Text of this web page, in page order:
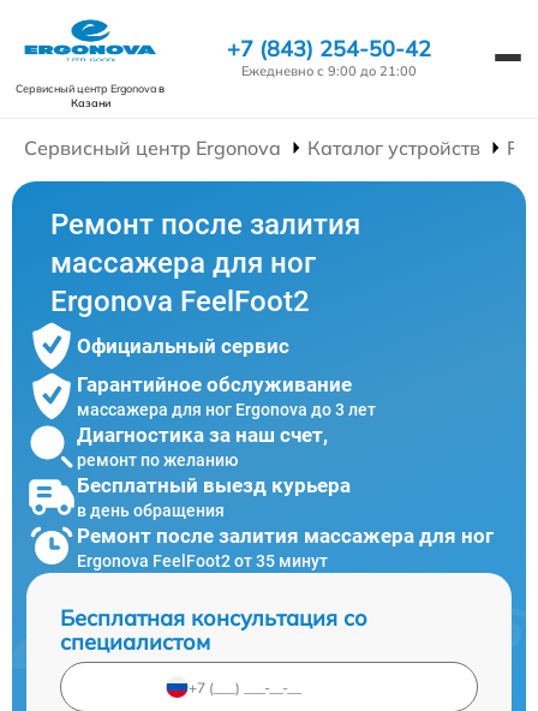
Сервисный центр Ergonovaв
Казани
+7 (843) 254-50-42
Ежедневно с 9:00 до 21:00
Сервисный центр Ergonova Каталог устройств
Ремонт после залития
массажера для ног
Ergonova FeelFoot2
Официальный сервис
Гарантийное обслуживание
массажера для ног Ergonova до 3 лет
Диагностика за наш счет,
ремонт по желанию
Бесплатный выезд курьера
в день обращения
Ремонт после залития массажера для ног
Ergonova FeelFoot2 от 35 минут
Бесплатная консультация со
специалистом